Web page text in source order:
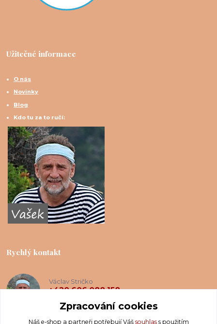
Užitečné informace
O nás
Novinky
Blog
Kdo tu za to ručí:
Rychlý kontakt
Václav Stričko
+420 606 088 158
Zpracování cookies
Náš e-shop a partneři potřebují Váš souhlass použitím